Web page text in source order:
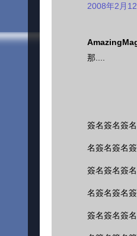
2008年2月
那....
簽名簽名簽
名簽名簽名
簽名簽名簽
名簽名簽名
簽名簽名簽